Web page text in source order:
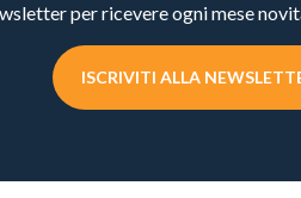
per ricevere ogni mese
ISCRIVITI ALLA